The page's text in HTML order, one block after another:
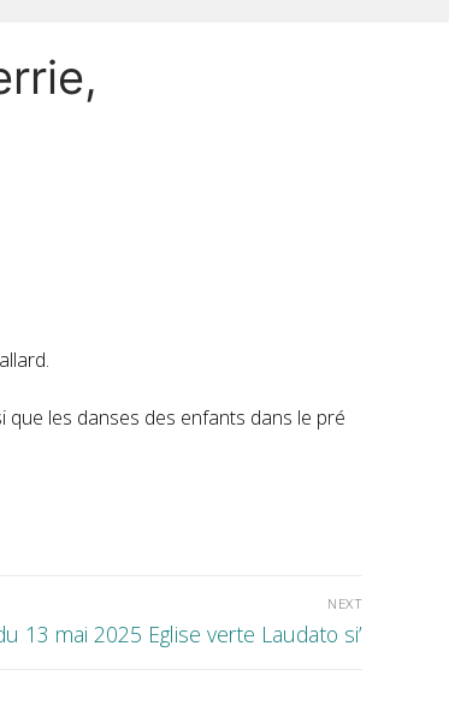
les danses des enfants dans le pré
NEXT
13 mai 2025 Eglise verte Laudato si’